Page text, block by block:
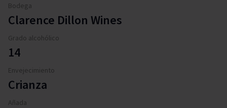
Bodega
Clarence Dillon Wines
Grado alcohólico
14
Envejecimiento
Crianza
Añada